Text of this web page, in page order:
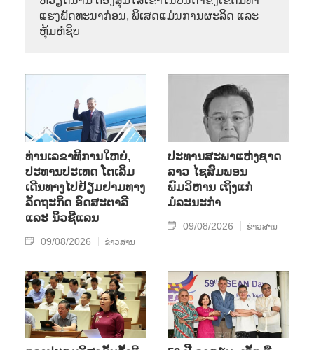
ແຮງພັດທະນາກ່ອນ, ພິເສດແມ່ນການຜະລິດ ແລະ
ຫຸ້ມຫໍ່ຊິບ
ທ່ານເລຂາທິການໃຫຍ່,
ປະທານປະເທດ ໂຕເລິມ
ເດີນທາງໄປຢ້ຽມຢາມທາງ
ລັດຖະກິດ ອົດສະຕາລີ
ແລະ ນິວຊີແລນ
09/08/2026 ຂ່າວສານ
ປະທານສະພາແຫ່ງຊາດ
ລາວ ໄຊສົມພອນ
ພົມວິຫານ ເຖິງແກ່
ມໍລະນະກຳ
09/08/2026 ຂ່າວສານ